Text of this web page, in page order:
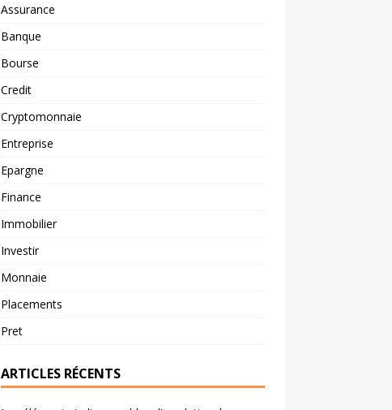
Assurance
Banque
Bourse
Credit
Cryptomonnaie
Entreprise
Epargne
Finance
Immobilier
Investir
Monnaie
Placements
Pret
ARTICLES RÉCENTS